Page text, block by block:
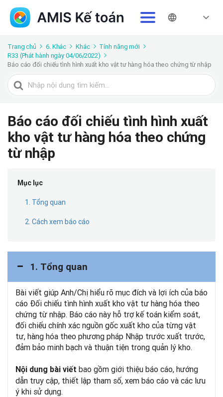
Trang chủ 6. Khác Khác
Tính năng mới
R33 (Phát hành ngày 04/06/2022)
Báo cáo đối chiếu tình hình xuất kho vật tư hàng hóa theo chứng từ nhập
Tìm
kiếm
Báo cáo đối chiếu tình hình xuất
kho vật tư hàng hóa theo chứng
từ nhập
Mục lục
1. Tổng quan
2. Cách xem báo cáo
1. Tổng quan
Bài viết giúp Anh/Chị hiểu rõ mục đích và lợi ích của báo
cáo Đối chiếu tình hình xuất kho vật tư hàng hóa theo
chứng từ nhập. Báo cáo này hỗ trợ kế toán kiểm soát,
đối chiếu chính xác nguồn gốc xuất kho của từng vật
tư, hàng hóa theo phương pháp Nhập trước xuất trước,
đảm bảo minh bạch và thuận tiện trong quản lý kho.
Nội dung bài viết bao gồm giới thiệu báo cáo, hướng
dẫn truy cập, thiết lập tham số, xem báo cáo và các lưu
ý khi sử dụng.